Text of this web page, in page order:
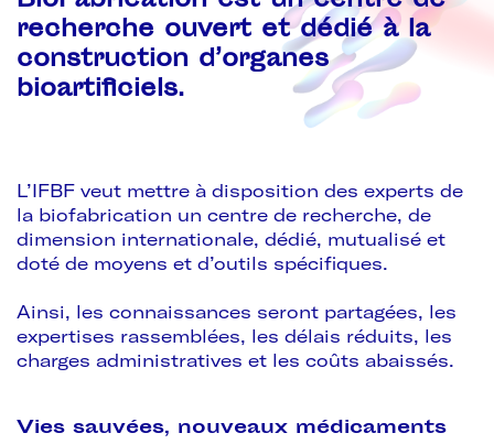
recherche ouvert et dédié à la
construction d’organes
bioartificiels.
L’IFBF veut mettre à disposition des experts de
la biofabrication un centre de recherche, de
dimension internationale, dédié, mutualisé et
doté de moyens et d’outils spécifiques.
Ainsi, les connaissances seront partagées, les
expertises rassemblées, les délais réduits, les
charges administratives et les coûts abaissés.
Vies sauvées, nouveaux médicaments